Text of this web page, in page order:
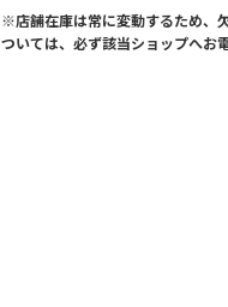
※店舗在庫は常に変動するため、
ついては、必ず該当ショップへお